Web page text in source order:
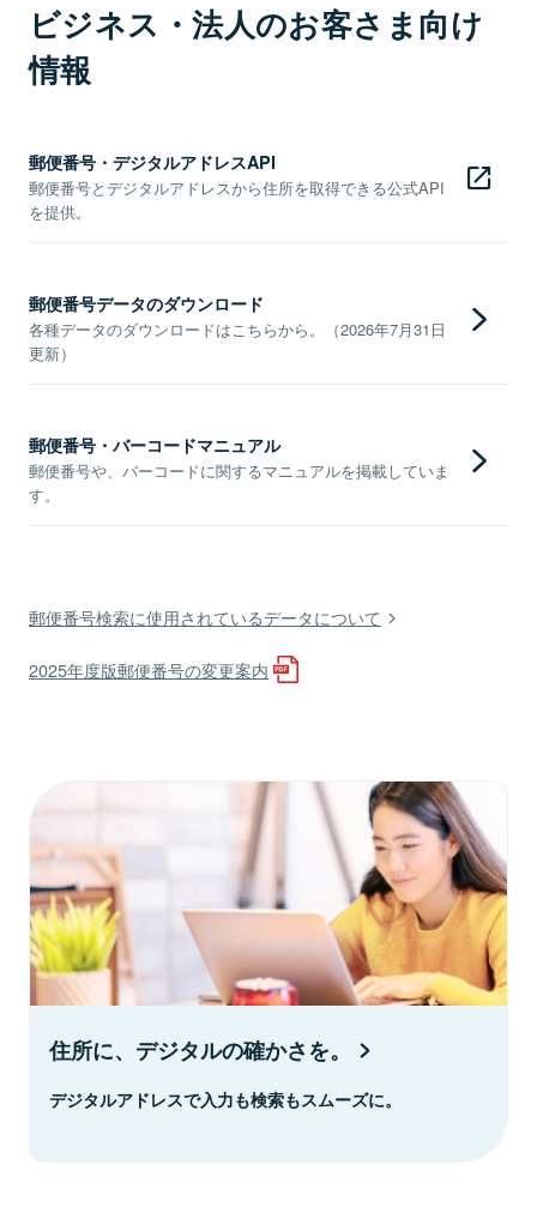
ビジネス・法人のお客さま向け
情報
郵便番号・デジタルアドレスAPI
郵便番号とデジタルアドレスから住所を取得できる公式API
を提供。
郵便番号データのダウンロード
各種データのダウンロードはこちらから。（2026年7月31日
更新）
郵便番号・バーコードマニュアル
郵便番号や、バーコードに関するマニュアルを掲載していま
す。
郵便番号検索に使用されているデータについて
2025年度版郵便番号の変更案内
住所に、デジタルの確かさを。
デジタルアドレスで入力も検索もスムーズに。